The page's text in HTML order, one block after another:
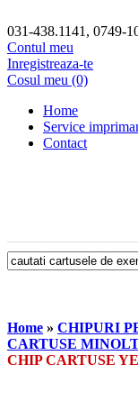
031-438.1141, 0749-
Contul meu
Inregistreaza-te
Cosul meu (0)
Home
Service
Contact
Home » CHIPURI
CARTUSE
CHIP CARTUSE